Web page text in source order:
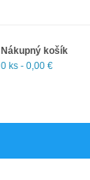
Nákupný košík
0 ks - 0,00 €